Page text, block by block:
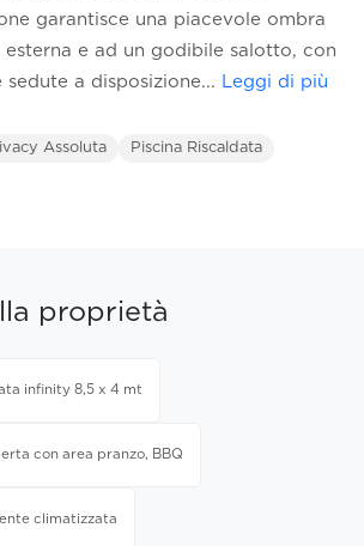
garantisce una piacevole ombra
esterna e ad un godibile salotto, con
a disposizione... Leggi di più
Assoluta
Piscina Riscaldata
proprietà
infinity 8,5 x 4 mt
con area pranzo, BBQ
climatizzata